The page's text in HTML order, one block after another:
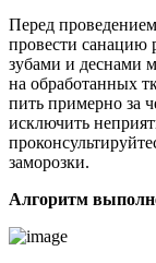
Перед
провести
зубами и деснами
на обработанных
пить примерно за
исключить
заморозки.
Алгоритм